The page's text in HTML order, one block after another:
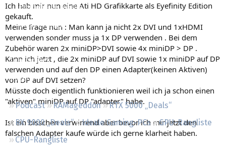
Empfohlene Inhalte
Neue Beiträge
Neueste Aktivitäten
Leserartikel
Regeln
Podcast RAMageddon
RTX 5000 „Deals“
RX 9000 „Deals“
Ideale Gaming-PCs
GPU-Rangliste
CPU-Rangliste
Ich hab mir nun eine Ati HD Grafikkarte als Eyefinity Edition
gekauft.
Meine frage nun : Man kann ja nicht 2x DVI und 1xHDMI
verwenden sonder muss ja 1x DP verwenden . Bei dem
Zubehör waren 2x miniDP>DVI sowie 4x miniDP > DP .
Kann ich jetzt , die 2x miniDP auf DVI sowie 1x miniDP auf DP
verwenden und auf den DP einen Adapter(keinen Aktiven)
von DP auf DVI setzen?
Müsste doch eigentlich funktionieren weil ich ja schon einen
"aktiven" miniDP auf DP "adapter" habe.
Ist ein bisschen verwirrend aber bevor ich mir jetzt den
falschen Adapter kaufe würde ich gerne klarheit haben.